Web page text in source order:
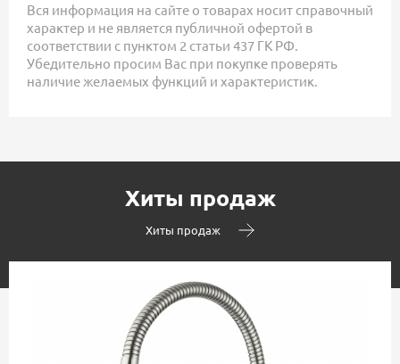
Вся информация на сайте о товарах носит справочный
характер и не является публичной офертой в
соответствии с пунктом 2 статьи 437 ГК РФ.
Убедительно просим Вас при покупке проверять
наличие желаемых функций и характеристик.
Хиты продаж
Хиты продаж